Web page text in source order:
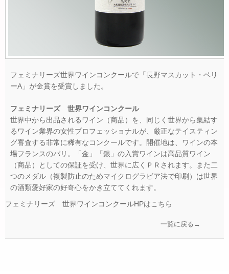
フェミナリーズ世界ワインコンクールで「長野マスカット・ベリ
ーA」が金賞を受賞しました。
フェミナリーズ 世界ワインコンクール
世界中から出品されるワイン（商品）を、同じく世界から集結す
るワイン業界の女性プロフェッショナルが、厳正なテイスティン
グ審査する非常に稀有なコンクールです。開催地は、ワインの本
場フランスのパリ。「金」「銀」の入賞ワインは高品質ワイン
（商品）としての保証を受け、世界に広くＰＲされます。また二
つのメダル（複製防止のためマイクログラビア法で印刷）は世界
の酒類愛好家の好奇心をかき立ててくれます。
フェミナリーズ 世界ワインコンクールHPはこちら
一覧に戻る→